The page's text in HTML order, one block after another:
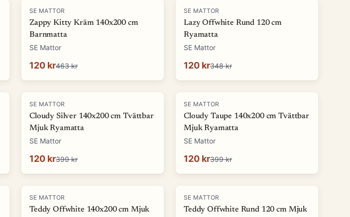
-74 %
SE MATTOR
Zappy Kitty Kräm 140x200 cm
Barnmatta
SE Mattor
120 kr463 kr
-66%
SE MATTOR
Lazy Offwhite Rund 120 cm
Ryamatta
SE Mattor
120 kr348 kr
-70%
SE MATTOR
Cloudy Silver 140x200 cm Tvättbar
Mjuk Ryamatta
SE Mattor
120 kr399 kr
-70%
SE MATTOR
Cloudy Taupe 140x200 cm Tvättbar
Mjuk Ryamatta
SE Mattor
120 kr399 kr
-77 %
SE MATTOR
Teddy Offwhite 140x200 cm Mjuk
-57%
SE MATTOR
Teddy Offwhite Rund 120 cm Mjuk